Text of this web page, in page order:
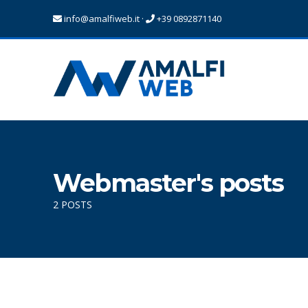
info@amalfiweb.it · +39 0892871140
Webmaster's posts
2 POSTS